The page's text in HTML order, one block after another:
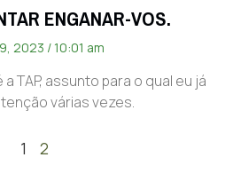
ENGANAR-VOS.
2023 10:01 am
TAP, assunto para o qual eu já
várias vezes.
1 2